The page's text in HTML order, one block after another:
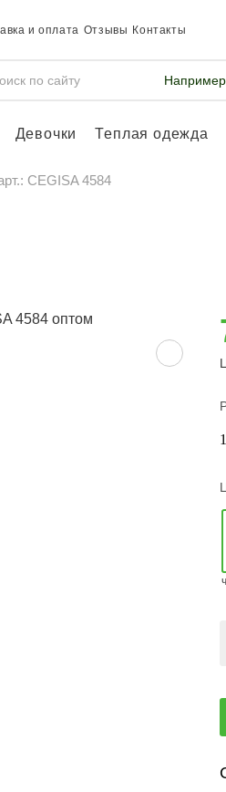
и оплата Отзывы Контакты
Девочки Теплая одежда
CEGISA 4584